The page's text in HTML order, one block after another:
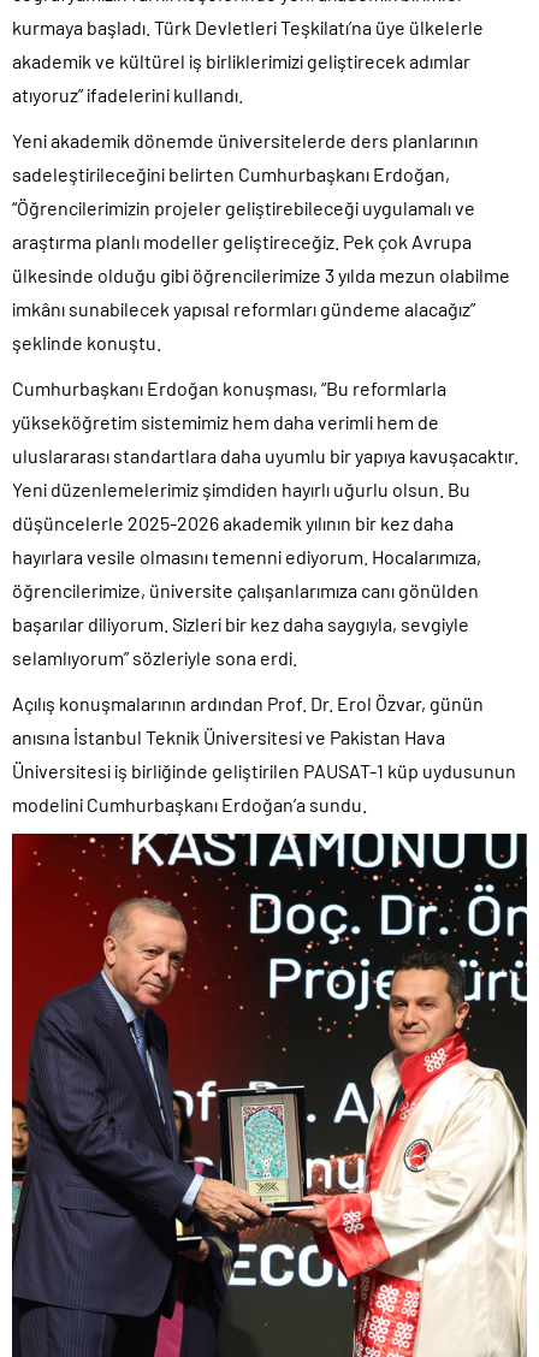
kurmaya başladı. Türk Devletleri Teşkilatı’na üye ülkelerle
akademik ve kültürel iş birliklerimizi geliştirecek adımlar
atıyoruz” ifadelerini kullandı.
Yeni akademik dönemde üniversitelerde ders planlarının
sadeleştirileceğini belirten Cumhurbaşkanı Erdoğan,
“Öğrencilerimizin projeler geliştirebileceği uygulamalı ve
araştırma planlı modeller geliştireceğiz. Pek çok Avrupa
ülkesinde olduğu gibi öğrencilerimize 3 yılda mezun olabilme
imkânı sunabilecek yapısal reformları gündeme alacağız”
şeklinde konuştu.
Cumhurbaşkanı Erdoğan konuşması, “Bu reformlarla
yükseköğretim sistemimiz hem daha verimli hem de
uluslararası standartlara daha uyumlu bir yapıya kavuşacaktır.
Yeni düzenlemelerimiz şimdiden hayırlı uğurlu olsun. Bu
düşüncelerle 2025-2026 akademik yılının bir kez daha
hayırlara vesile olmasını temenni ediyorum. Hocalarımıza,
öğrencilerimize, üniversite çalışanlarımıza canı gönülden
başarılar diliyorum. Sizleri bir kez daha saygıyla, sevgiyle
selamlıyorum” sözleriyle sona erdi.
Açılış konuşmalarının ardından Prof. Dr. Erol Özvar, günün
anısına İstanbul Teknik Üniversitesi ve Pakistan Hava
Üniversitesi iş birliğinde geliştirilen PAUSAT-1 küp uydusunun
modelini Cumhurbaşkanı Erdoğan’a sundu.